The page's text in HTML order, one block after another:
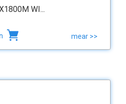
WI...
mear >>